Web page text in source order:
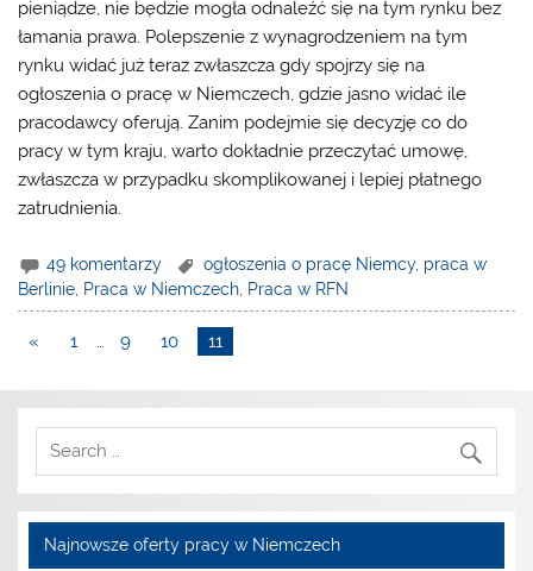
pieniądze, nie będzie mogła odnaleźć się na tym rynku bez
łamania prawa. Polepszenie z wynagrodzeniem na tym
rynku widać już teraz zwłaszcza gdy spojrzy się na
ogłoszenia o pracę w Niemczech , gdzie jasno widać ile
pracodawcy oferują. Zanim podejmie się decyzję co do
pracy w tym kraju, warto dokładnie przeczytać umowę,
zwłaszcza w przypadku skomplikowanej i lepiej płatnego
zatrudnienia.
49 komentarzy ogłoszenia o pracę Niemcy, praca w
Berlinie Praca w Niemczech Praca w RFN
« 1 … 9 10 11
Najnowsze oferty pracy w Niemczech